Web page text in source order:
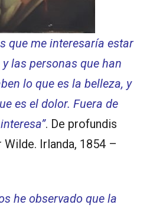
que me interesaría estar
las personas que han
lo que es la belleza, y
es el dolor. Fuera de
. De profundis
Irlanda, 1854 –
he observado que la